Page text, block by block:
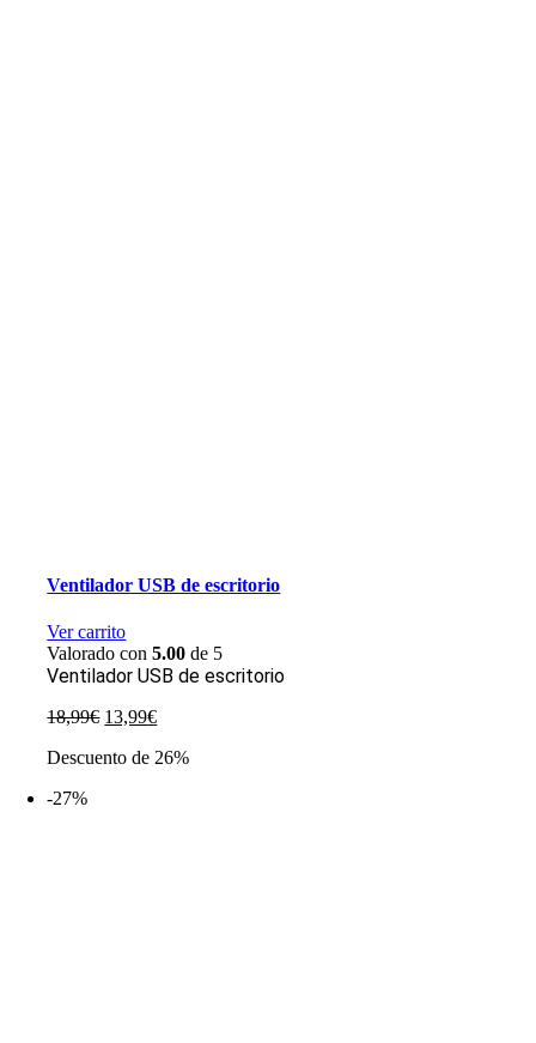
Ventilador USB de escritorio
Ver carrito
Valorado con5.00 de 5
Ventilador USB de escritorio
18,99€ El
original
13,99€El
actual
Descuento de 26%
-27%